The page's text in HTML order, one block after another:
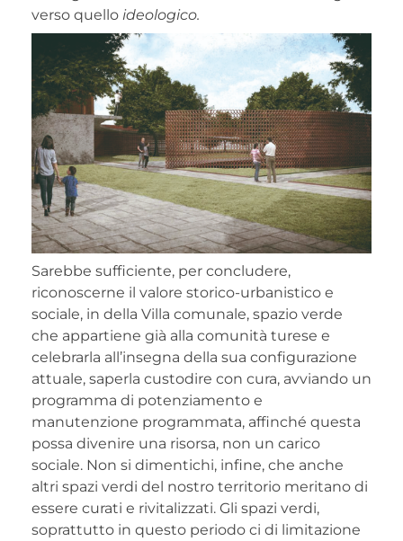
verso quello ideologico.
Sarebbe sufficiente, per concludere,
riconoscerne il valore storico-urbanistico e
sociale, in della Villa comunale, spazio verde
che appartiene già alla comunità turese e
celebrarla all’insegna della sua configurazione
attuale, saperla custodire con cura, avviando un
programma di potenziamento e
manutenzione programmata, affinché questa
possa divenire una risorsa, non un carico
sociale. Non si dimentichi, infine, che anche
altri spazi verdi del nostro territorio meritano di
essere curati e rivitalizzati. Gli spazi verdi,
soprattutto in questo periodo ci di limitazione